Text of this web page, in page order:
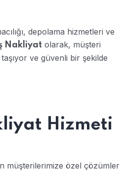
depolama hizmetleri ve
Nakliyat olarak, müşteri
ve güvenli bir şekilde
Hizmeti
müşterilerimize özel çözümler